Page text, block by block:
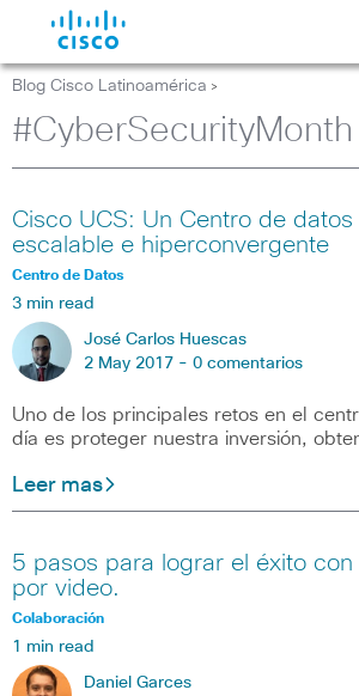
Blog Cisco Latinoamérica >
#CyberSecurityMonth
Cisco UCS: Un Centro de datos
escalable e hiperconvergente
Centro de Datos
3 min read
José Carlos Huescas
2 May 2017 - 0 comentarios
Uno de los principales retos en el
día es proteger nuestra inversión,
Leer mas
5 pasos para lograr el éxito
por video.
Colaboración
1 min read
Daniel Garces